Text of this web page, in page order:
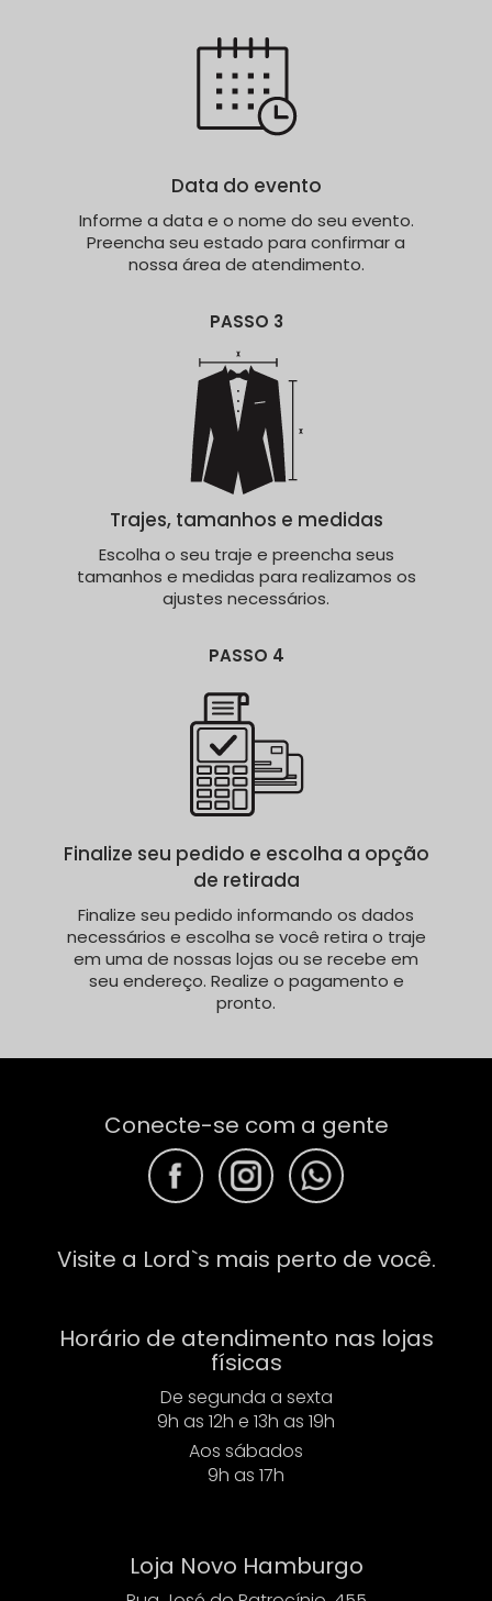
Data do evento
Informe a data e o nome do seu evento.
Preencha seu estado para confirmar a
nossa área de atendimento.
PASSO 3
Trajes, tamanhos e medidas
Escolha o seu traje e preencha seus
tamanhos e medidas para realizamos os
ajustes necessários.
PASSO 4
Finalize seu pedido e escolha a opção
de retirada
Finalize seu pedido informando os dados
necessários e escolha se você retira o traje
em uma de nossas lojas ou se recebe em
seu endereço. Realize o pagamento e
pronto.
Conecte-se com a gente
F F F
Visite a Lord`s mais perto de você.
Horário de atendimento nas lojas
físicas
De segunda a sexta
9h as 12h e 13h as 19h
Aos sábados
9h as 17h
Loja Novo Hamburgo